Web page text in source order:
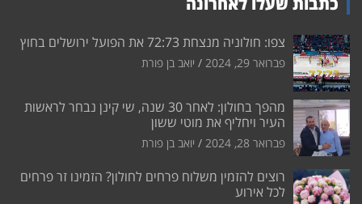
צפו: חולוניה מנצחת 72:73 את הפועל ירושלים בחוץ
פברואר 29, 2024 יואב בן פורת
מהפך בחולון: לאחר 30 שנה, שי קינן נבחר לראשות
העיר ויחליף את מוטי ששון
פברואר 28, 2024 יואב בן פורת
רוצים להזמין משלוח פרחים לחולון? הזמינו זר פרחים
לכל אירוע